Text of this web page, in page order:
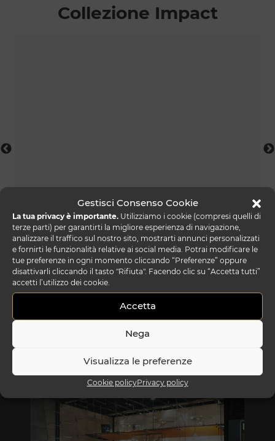
Gestisci Consenso Cookie
La tua privacy è importante. Utilizziamo i cookie (compresi quelli di
terze parti) per garantirti la migliore esperienza di navigazione,
analizzare il traffico sul nostro sito, mostrarti annunci personalizzati
e fornirti le funzionalità relative ai social media. Potrai modificare le
tue preferenze in ogni momento cliccando “Preferenze” oppure
disattivarli cliccando il tasto "Rifiuta". Facendo clic su “Accetta tutti”
accetti l’utilizzo dei cookie.
Accetta
Nega
Visualizza le preferenze
Cookie policyPrivacy policy
Collezione Impact
impact letto & xl